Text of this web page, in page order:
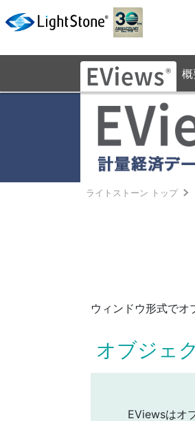
ライトストーン トップ
ウィンドウ形式でオ
オブジェ
EViewsはオ